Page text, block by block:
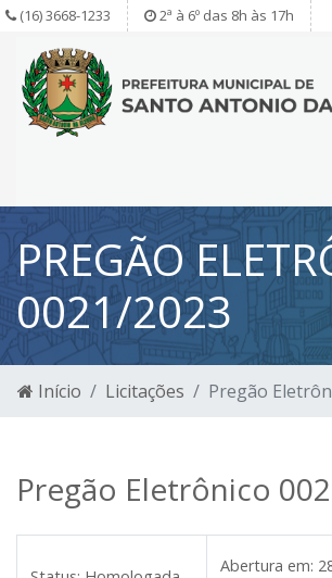
(16) 3668-1233 2ª à 6º das 8h às 17h
PREGÃO
0021/2023
Início Licitações Pregão
Pregão Eletrônico
Abertura em: